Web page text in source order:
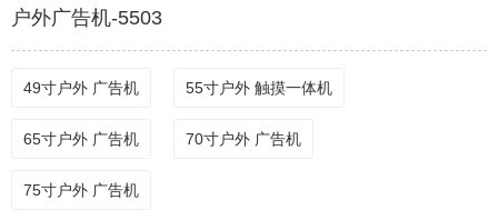
户外广告机-5503
49寸户外 广告机 55寸户外 触摸一体机
65寸户外 广告机 70寸户外 广告机
75寸户外 广告机